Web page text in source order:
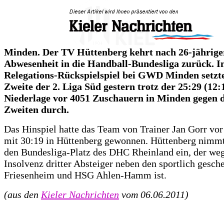
Minden. Der TV Hüttenberg kehrt nach 26-
Abwesenheit in die Handball-Bundesliga zurück.
Relegations-Rückspielspiel bei GWD Minden
Zweite der 2. Liga Süd gestern trotz der 25:29
Niederlage vor 4051 Zuschauern in Minden gegen
Zweiten durch.
Das Hinspiel hatte das Team von Trainer Jan Gorr
mit 30:19 in Hüttenberg gewonnen. Hüttenberg
den Bundesliga-Platz des DHC Rheinland ein, der
Insolvenz dritter Absteiger neben den sportlich
Friesenheim und HSG Ahlen-Hamm ist.
(aus den Kieler Nachrichten vom 06.06.2011)